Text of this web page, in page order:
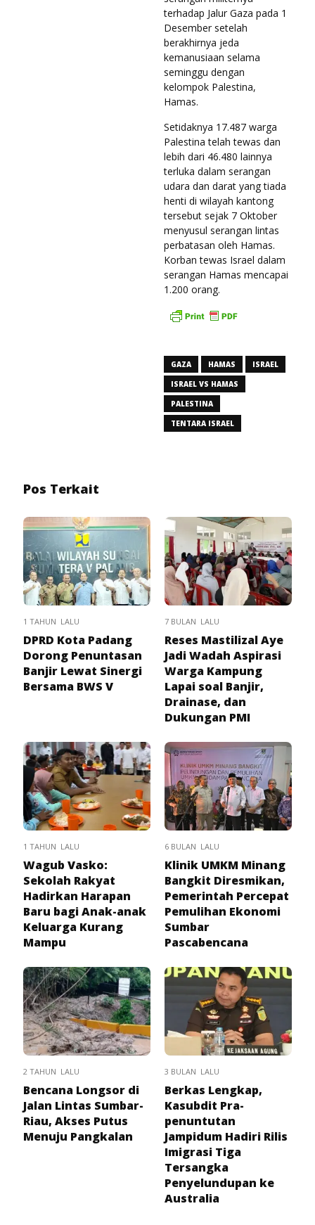
terhadap Jalur Gaza pada 1
Desember setelah
berakhirnya jeda
kemanusiaan selama
seminggu dengan
kelompok Palestina,
Hamas.
Setidaknya 17.487 warga
Palestina telah tewas dan
lebih dari 46.480 lainnya
terluka dalam serangan
udara dan darat yang tiada
henti di wilayah kantong
tersebut sejak 7 Oktober
menyusul serangan lintas
perbatasan oleh Hamas.
Korban tewas Israel dalam
serangan Hamas mencapai
1.200 orang.
GAZA HAMAS
ISRAEL
ISRAEL VS HAMAS
PALESTINA
TENTARA ISRAEL
Pos Terkait
1 TAHUN LALU
DPRD Kota Padang
Dorong Penuntasan
Banjir Lewat Sinergi
Bersama BWS V
7 BULAN LALU
Reses Mastilizal Aye
Jadi Wadah Aspirasi
Warga Kampung
Lapai soal Banjir,
Drainase, dan
Dukungan PMI
1 TAHUN LALU
Wagub Vasko:
Sekolah Rakyat
Hadirkan Harapan
Baru bagi Anak-anak
Keluarga Kurang
Mampu
6 BULAN LALU
Klinik UMKM Minang
Bangkit Diresmikan,
Pemerintah Percepat
Pemulihan Ekonomi
Sumbar
Pascabencana
2 TAHUN LALU
Bencana Longsor di
Jalan Lintas Sumbar-
Riau, Akses Putus
Menuju Pangkalan
3 BULAN LALU
Berkas Lengkap,
Kasubdit Pra-
penuntutan
Jampidum Hadiri Rilis
Imigrasi Tiga
Tersangka
Penyelundupan ke
Australia